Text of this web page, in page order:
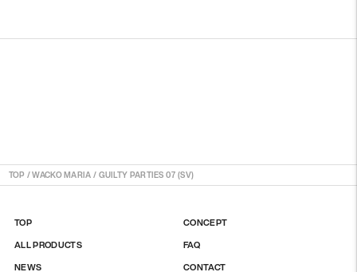
TOP /WACKO MARIA / GUILTY PARTIES 07 (SV)
TOP
ALL PRODUCTS
NEWS
CONCEPT
FAQ
CONTACT